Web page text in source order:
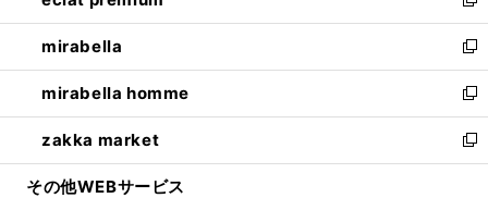
開
く
ウ
で
開
く
ン
ド
ウ
で
開
く
ウ
ィ
ン
ド
ウ
で
開
新
し
い
ウ
ィ
ン
ド
ウ
mirabella
新
し
い
ウ
ィ
ン
mirabella homme
新
し
い
ウ
zakka market
新
し
その他WEBサービス